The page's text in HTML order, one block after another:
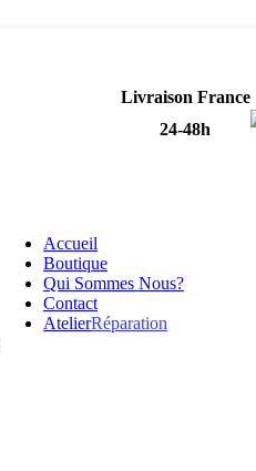
Livraison France
24-48h
Accueil
Boutique
Qui Sommes Nous?
Contact
AtelierRéparation